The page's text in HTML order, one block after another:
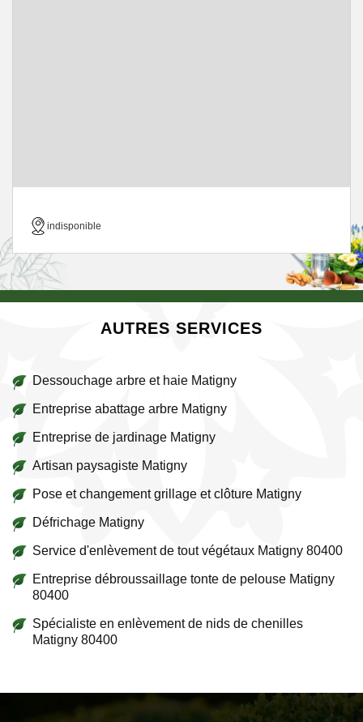
indisponible
AUTRES SERVICES
Dessouchage arbre et haie Matigny
Entreprise abattage arbre Matigny
Entreprise de jardinage Matigny
Artisan paysagiste Matigny
Pose et changement grillage et clôture Matigny
Défrichage Matigny
Service d'enlèvement de tout végétaux Matigny 80400
Entreprise débroussaillage tonte de pelouse Matigny
80400
Spécialiste en enlèvement de nids de chenilles
Matigny 80400